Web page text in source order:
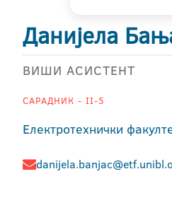
Данијела
ВИШИ АСИСТЕНТ
САРАДНИК - II-5
Електротехнички